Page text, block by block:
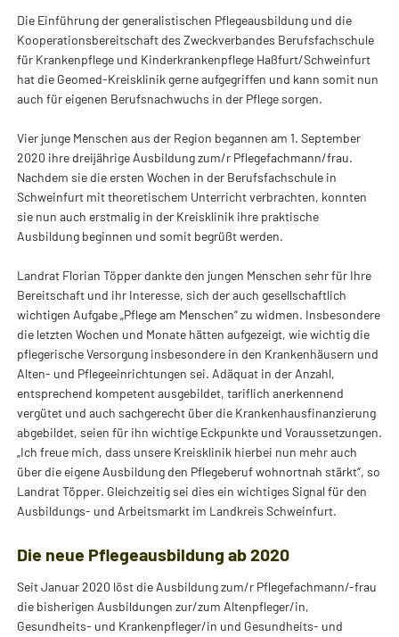
Die Einführung der generalistischen Pflegeausbildung und die
Kooperationsbereitschaft des Zweckverbandes Berufsfachschule
für Krankenpflege und Kinderkrankenpflege Haßfurt/Schweinfurt
hat die Geomed-Kreisklinik gerne aufgegriffen und kann somit nun
auch für eigenen Berufsnachwuchs in der Pflege sorgen.
Vier junge Menschen aus der Region begannen am 1. September
2020 ihre dreijährige Ausbildung zum/r Pflegefachmann/frau.
Nachdem sie die ersten Wochen in der Berufsfachschule in
Schweinfurt mit theoretischem Unterricht verbrachten, konnten
sie nun auch erstmalig in der Kreisklinik ihre praktische
Ausbildung beginnen und somit begrüßt werden.
Landrat Florian Töpper dankte den jungen Menschen sehr für Ihre
Bereitschaft und ihr Interesse, sich der auch gesellschaftlich
wichtigen Aufgabe „Pflege am Menschen“ zu widmen. Insbesondere
die letzten Wochen und Monate hätten aufgezeigt, wie wichtig die
pflegerische Versorgung insbesondere in den Krankenhäusern und
Alten- und Pflegeeinrichtungen sei. Adäquat in der Anzahl,
entsprechend kompetent ausgebildet, tariflich anerkennend
vergütet und auch sachgerecht über die Krankenhausfinanzierung
abgebildet, seien für ihn wichtige Eckpunkte und Voraussetzungen.
„Ich freue mich, dass unsere Kreisklinik hierbei nun mehr auch
über die eigene Ausbildung den Pflegeberuf wohnortnah stärkt“, so
Landrat Töpper. Gleichzeitig sei dies ein wichtiges Signal für den
Ausbildungs- und Arbeitsmarkt im Landkreis Schweinfurt.
Die neue Pflegeausbildung ab 2020
Seit Januar 2020 löst die Ausbildung zum/r Pflegefachmann/-frau
die bisherigen Ausbildungen zur/zum Altenpfleger/in,
Gesundheits- und Krankenpfleger/in und Gesundheits- und